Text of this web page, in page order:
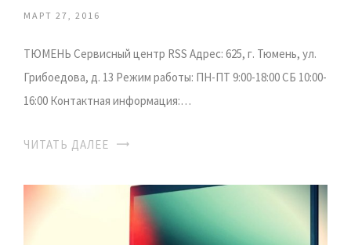
МАРТ 27, 2016
ТЮМЕНЬ Сервисный центр RSS Адрес: 625, г. Тюмень, ул.
Грибоедова, д. 13 Режим работы: ПН-ПТ 9:00-18:00 СБ 10:00-
16:00 Контактная информация:…
ЧИТАТЬ ДАЛЕЕ